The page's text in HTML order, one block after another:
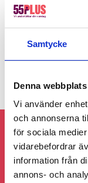
Samtycke
Denna
Vi använder
och annonserna
för sociala
vidarebefordrar
information från
annons- och
Om olyckan
täcker både sak
lokala avvikelser
med ditt
Följ gärna